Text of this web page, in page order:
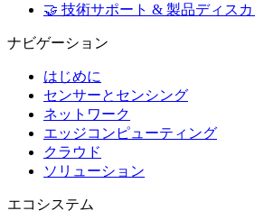
🤝 技術サポート & 製品ディス
ナビゲーション
はじめに
センサーとセンシング
ネットワーク
エッジコンピューティング
クラウド
ソリューション
エコシステム